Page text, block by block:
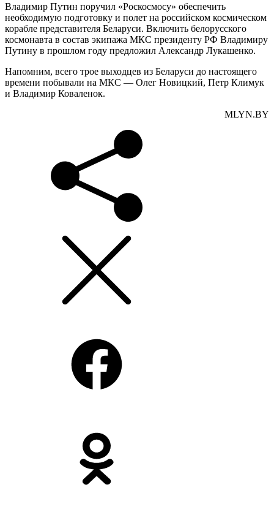
Владимир Путин поручил «Роскосмосу» обеспечить
необходимую подготовку и полет на российском космическом
корабле представителя Беларуси. Включить белорусского
космонавта в состав экипажа МКС президенту РФ Владимиру
Путину в прошлом году предложил Александр Лукашенко.
Напомним, всего трое выходцев из Беларуси до настоящего
времени побывали на МКС — Олег Новицкий, Петр Климук
и Владимир Коваленок.
MLYN.BY